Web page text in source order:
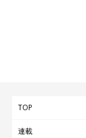
TOP
連載